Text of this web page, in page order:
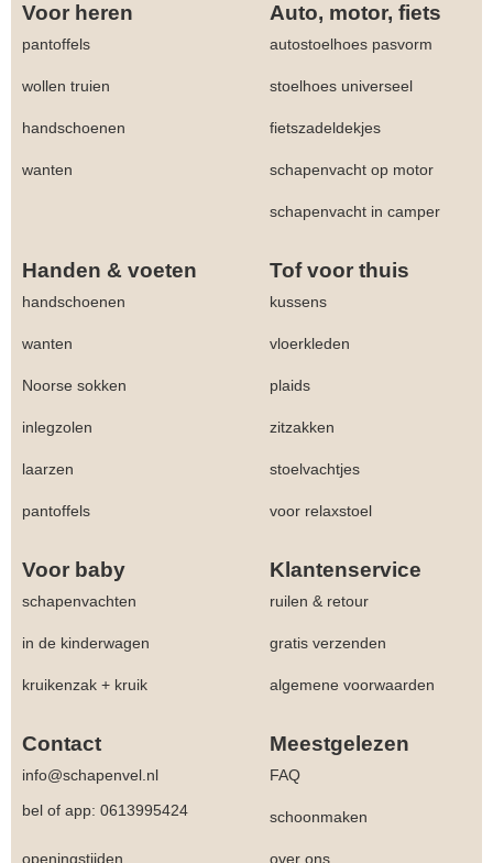
Voor heren Auto, motor, fiets
pantoffels autostoelhoes pasvorm
wollen truien stoelhoes universeel
handschoenen fietszadeldekjes
wanten schapenvacht op motor
schapenvacht in camper
Handen & voeten Tof voor thuis
handschoenen kussens
wanten vloerkleden
Noorse sokken plaids
inlegzolen zitzakken
laarzen stoelvachtjes
pantoffels voor relaxstoel
Voor baby Klantenservice
schapenvachten ruilen & retour
in de kinderwagen gratis verzenden
kruikenzak + kruik algemene voorwaarden
Contact Meestgelezen
info@schapenvel.nl
FAQ
bel of app: 0613995424
schoonmaken
openingstijden over ons